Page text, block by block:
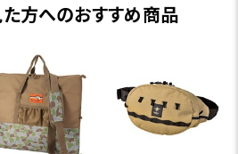
方へのおすすめ商品